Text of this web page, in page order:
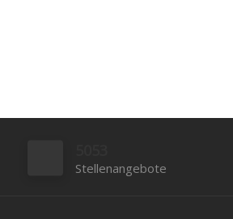
Stellenangebote